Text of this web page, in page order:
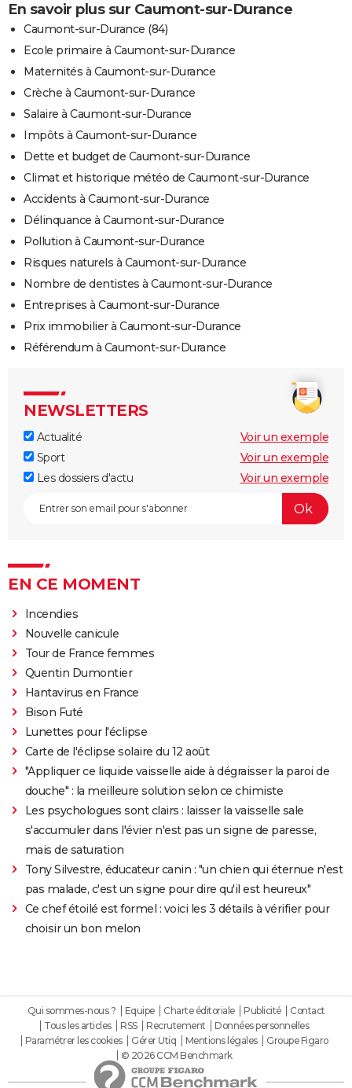
En savoir plus sur Caumont-sur-Durance
Caumont-sur-Durance (84)
Ecole primaire à Caumont-sur-Durance
Maternités à Caumont-sur-Durance
Crèche à Caumont-sur-Durance
Salaire à Caumont-sur-Durance
Impôts à Caumont-sur-Durance
Dette et budget de Caumont-sur-Durance
Climat et historique météo de Caumont-sur-Durance
Accidents à Caumont-sur-Durance
Délinquance à Caumont-sur-Durance
Pollution à Caumont-sur-Durance
Risques naturels à Caumont-sur-Durance
Nombre de dentistes à Caumont-sur-Durance
Entreprises à Caumont-sur-Durance
Prix immobilier à Caumont-sur-Durance
Référendum à Caumont-sur-Durance
NEWSLETTERS
Actualité
Voir un exemple
Sport
Voir un exemple
Les dossiers d'actu
Voir un exemple
EN CE MOMENT
Incendies
Nouvelle canicule
Tour de France femmes
Quentin Dumontier
Hantavirus en France
Bison Futé
Lunettes pour l'éclipse
Carte de l'éclipse solaire du 12 août
"Appliquer ce liquide vaisselle aide à dégraisser la paroi de
douche" : la meilleure solution selon ce chimiste
Les psychologues sont clairs : laisser la vaisselle sale
s'accumuler dans l'évier n'est pas un signe de paresse,
mais de saturation
Tony Silvestre, éducateur canin : "un chien qui éternue n'est
pas malade, c'est un signe pour dire qu'il est heureux"
Ce chef étoilé est formel : voici les 3 détails à vérifier pour
choisir un bon melon
Qui sommes-nous ? Equipe Charte éditoriale Publicité
Contact
Tous les articles
RSS Recrutement
Données personnelles
Paramétrer les cookies
Gérer Utiq Mentions légales
Groupe Figaro
© 2026 CCM Benchmark